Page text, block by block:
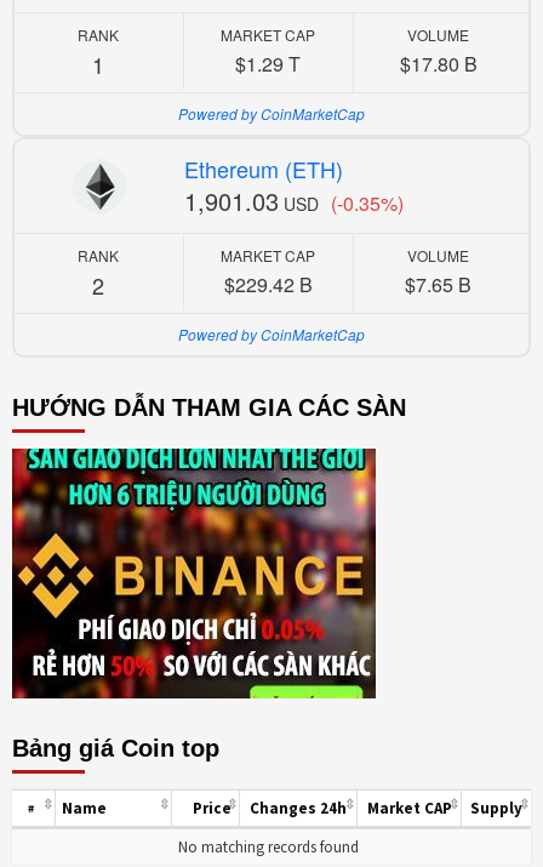
RANK
1
MARKET CAP
$1.29 T
VOLUME
$17.80 B
Powered by CoinMarketCap
Ethereum (ETH)
1,901.03 USD (-0.35%)
RANK
2
MARKET CAP
$229.42 B
VOLUME
$7.65 B
Powered by CoinMarketCap
HƯỚNG DẪN THAM GIA CÁC SÀN
Bảng giá Coin top
# Name Price Changes 24h Market CAP
Supply
No matching records found